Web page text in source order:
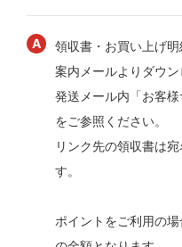
領収書・お買い上げ
案内メールよりダウン
発送メール内「お客
をご参照ください。
リンク先の領収書は
す。
ポイントをご利用の